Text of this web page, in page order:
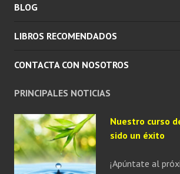
BLOG
LIBROS RECOMENDADOS
CONTACTA CON NOSOTROS
PRINCIPALES NOTICIAS
Nuestro curso
sido un éxito
¡Apúntate al